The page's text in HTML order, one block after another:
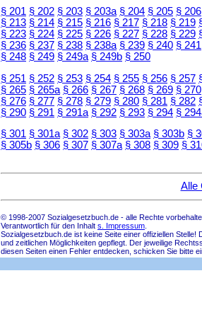
§ 201 § 202 § 203 § 203a § 204 § 205 § 206
§ 213 § 214 § 215 § 216 § 217 § 218 § 219
§ 223 § 224 § 225 § 226 § 227 § 228 § 229
§ 236 § 237 § 238 § 238a § 239 § 240 § 241
§ 248 § 249 § 249a § 249b § 250
§ 251 § 252 § 253 § 254 § 255 § 256 § 257
§ 265 § 265a § 266 § 267 § 268 § 269 § 270
§ 276 § 277 § 278 § 279 § 280 § 281 § 282
§ 290 § 291 § 291a § 292 § 293 § 294 §
§ 301 § 301a § 302 § 303 § 303a § 303b §
§ 305b § 306 § 307 § 307a § 308 § 309 §
Alle
© 1998-2007 Sozialgesetzbuch.de - alle Rechte
Verantwortlich für den Inhalt s. Impressum
Sozialgesetzbuch.de ist keine Seite einer offiziellen
und zeitlichen Möglichkeiten gepflegt. Der jeweilige
diesen Seiten einen Fehler entdecken, schicken Sie bitte